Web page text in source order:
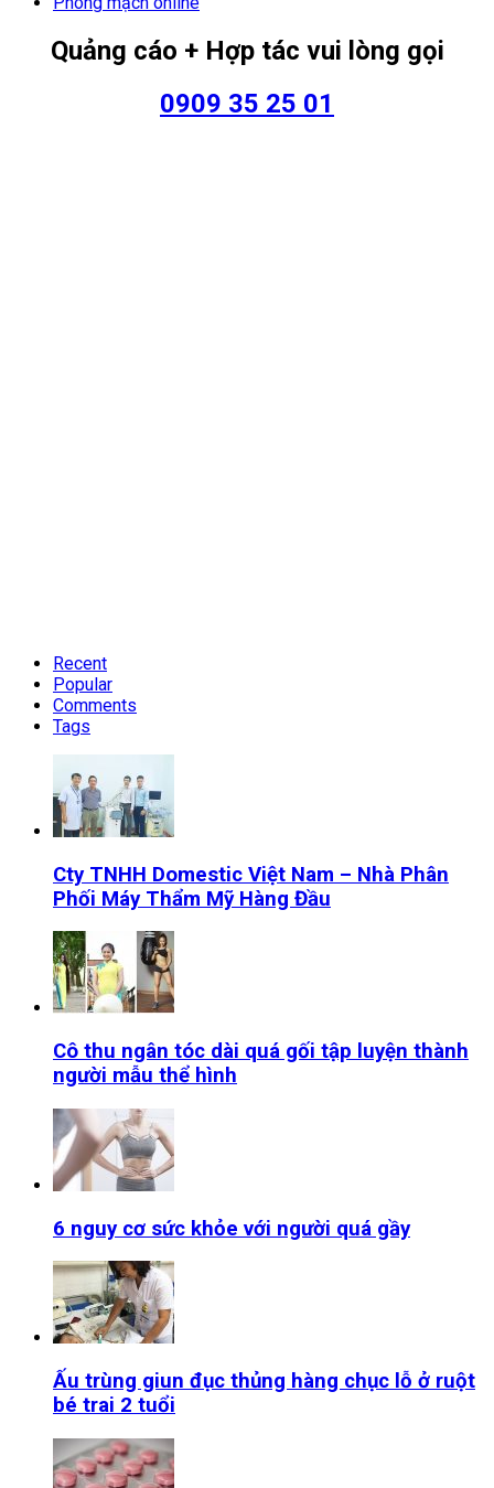
Quảng cáo + Hợp tác vui lòng gọi
0909 35 25 01
Recent
Popular
Comments
Tags
Cty TNHH Domestic Việt Nam – Nhà Phân
Phối Máy Thẩm Mỹ Hàng Đầu
Cô thu ngân tóc dài quá gối tập luyện thành
người mẫu thể hình
6 nguy cơ sức khỏe với người quá gầy
Ấu trùng giun đục thủng hàng chục lỗ ở ruột
bé trai 2 tuổi